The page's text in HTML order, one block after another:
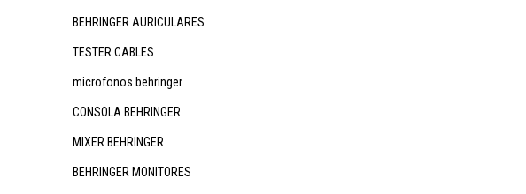
BEHRINGER AURICULARES
TESTER CABLES
microfonos behringer
CONSOLA BEHRINGER
MIXER BEHRINGER
BEHRINGER MONITORES